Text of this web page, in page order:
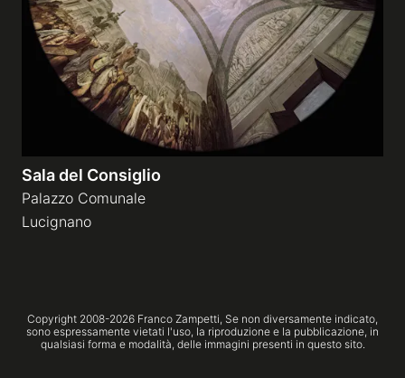
Gallerie a tema
Sequenze
Mostre
Sala del Consiglio
Palazzo Comunale
Lucignano
Copyright 2008-2026 Franco Zampetti, Se non diversamente indicato,
sono espressamente vietati l'uso, la riproduzione e la pubblicazione, in
qualsiasi forma e modalità, delle immagini presenti in questo sito.